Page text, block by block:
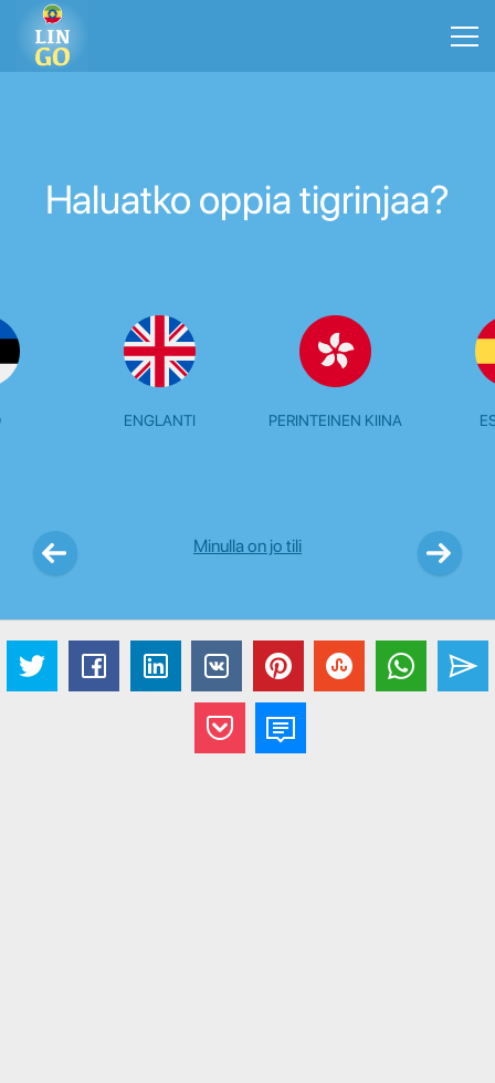
Haluatko oppia tigrinjaa?
ENGLANTI PERINTEINEN KIINA
Minulla on jo tili